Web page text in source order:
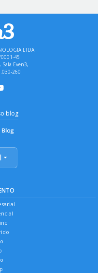
LTDA
45
Sala Even3,
260
blog